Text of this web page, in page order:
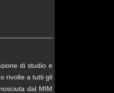
di studio e
rivolte a tutti gli
dal MIM